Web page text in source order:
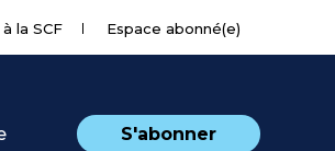
la SCF Espace abonné(e)
S'abonner